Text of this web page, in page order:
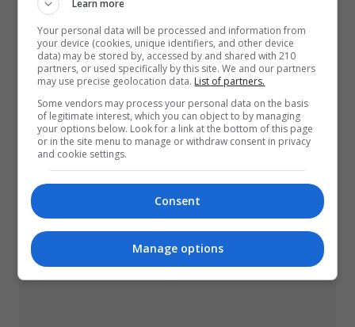
97-371 Wola Krzysztoporska, zgodnie z
Rozporządzeniem Parlamentu Europejskiego i Rady(UE)
2016/679 z dnia 27 kwietnia 2016 r. w sprawie
ochrony osób fizycznych w związku z przetwarzaniem
danych osobowych i w sprawie swobodnego przepływu
takich danych oraz uchylenia dyrektywy 95/46/WE
(ogólne rozporządzenie o ochronie danych) oraz z
Ustawą z dnia 10 maja 2018 r. o ochronie danych
osobowych."
Learn more
Your personal data will be processed and information from
your device (cookies, unique identifiers, and other device
data) may be stored by, accessed by and shared with 210
partners, or used specifically by this site. We and our partners
may use precise geolocation data. List of partners.
Some vendors may process your personal data on the basis
of legitimate interest, which you can object to by managing
your options below. Look for a link at the bottom of this page
or in the site menu to manage or withdraw consent in privacy
and cookie settings.
Consent
Manage options